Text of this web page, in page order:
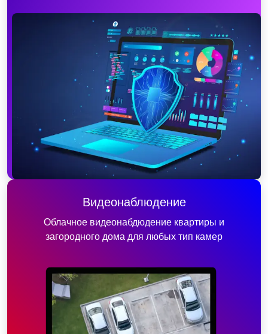
Видеонаблюдение
Облачное видеонабдюдение квартиры и
загородного дома для любых тип камер